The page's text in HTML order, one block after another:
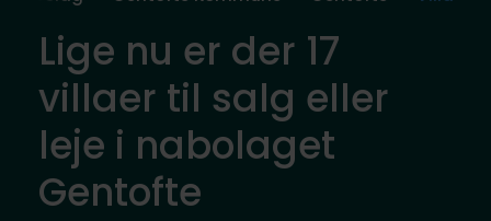
Lige nu er der 17
villaer til salg eller
leje i nabolaget
Gentofte